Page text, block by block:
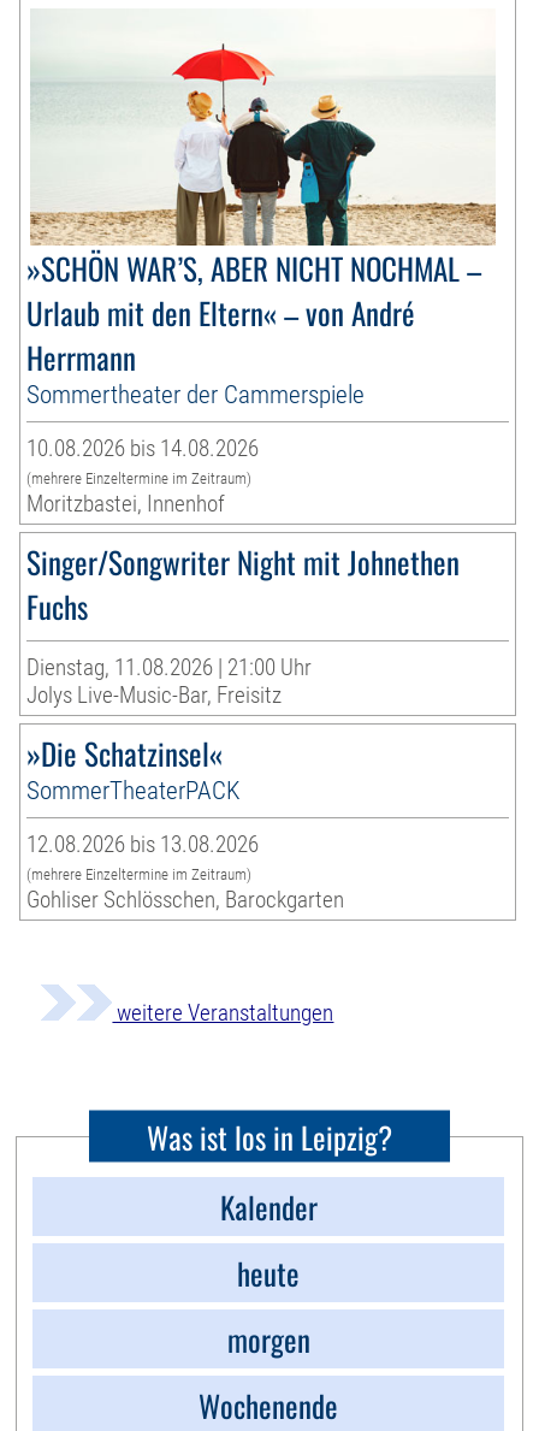
»SCHÖN WAR’S, ABER NICHT NOCHMAL –
Urlaub mit den Eltern« – von André
Herrmann
Sommertheater der Cammerspiele
10.08.2026 bis 14.08.2026
(mehrere Einzeltermine im Zeitraum)
Moritzbastei, Innenhof
Singer/Songwriter Night mit Johnethen
Fuchs
Dienstag, 11.08.2026 | 21:00 Uhr
Jolys Live-Music-Bar, Freisitz
»Die Schatzinsel«
SommerTheaterPACK
12.08.2026 bis 13.08.2026
(mehrere Einzeltermine im Zeitraum)
Gohliser Schlösschen, Barockgarten
weitere Veranstaltungen
Was ist los in Leipzig?
Kalender
heute
morgen
Wochenende